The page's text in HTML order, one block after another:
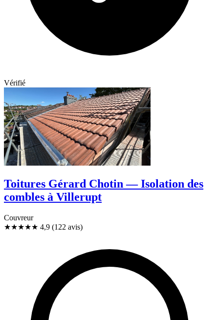
Vérifié
Toitures Gérard Chotin — Isolation des
combles à Villerupt
Couvreur
★★★★★ 4,9 (122 avis)